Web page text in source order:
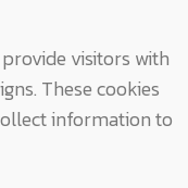
visitors with
These cookies
information to